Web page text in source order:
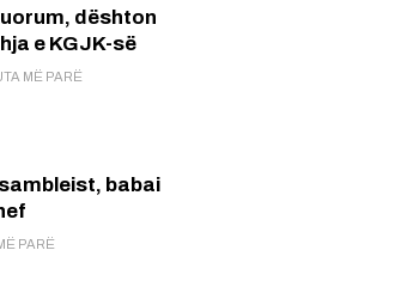
dështon
e KGJK-së
MË PARË
babai
PARË